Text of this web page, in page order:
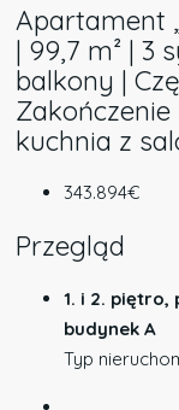
Apartament
| 99,7 m² | 3
balkony |
kuchnia z
343.894€
Przegląd
1. i 2. piętro,
budynek A
Typ